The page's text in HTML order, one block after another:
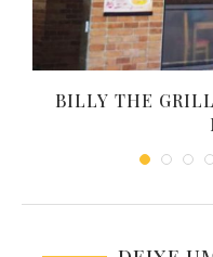
BILLY THE